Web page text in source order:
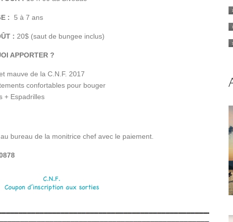
: 5 à 7 ans
: 20$ (saut de bungee inclus)
APPORTER ?
mauve de la C.N.F. 2017
confortables pour bouger
+ Espadrilles
bureau de la monitrice chef avec le paiement.